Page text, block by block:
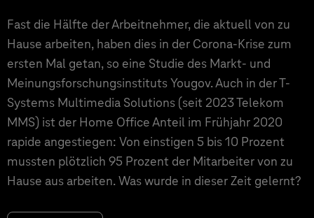
Fast die Hälfte der Arbeitnehmer, die aktuell von zu
Hause arbeiten, haben dies in der Corona-Krise zum
ersten Mal getan, so eine Studie des Markt- und
Meinungsforschungsinstituts Yougov. Auch in der T-
Systems Multimedia Solutions (seit 2023 Telekom
MMS) ist der Home Office Anteil im Frühjahr 2020
rapide angestiegen: Von einstigen 5 bis 10 Prozent
mussten plötzlich 95 Prozent der Mitarbeiter von zu
Hause aus arbeiten. Was wurde in dieser Zeit gelernt?